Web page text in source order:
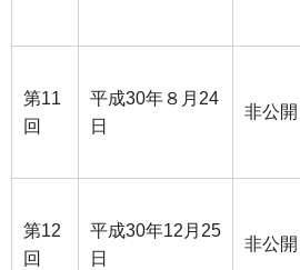
第11
回
平成30年８月24
日
非公開
第12
回
平成30年12月25
日
非公開